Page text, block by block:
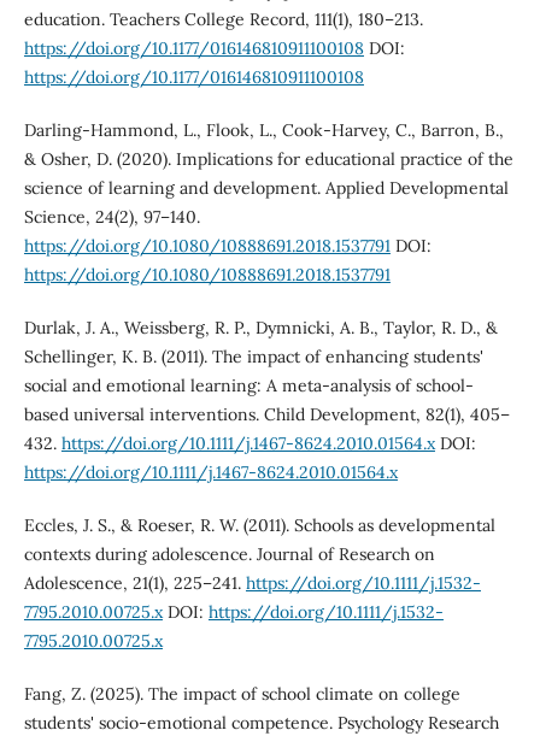
education. Teachers College Record, 111(1), 180–213.
https://doi.org/10.1177/016146810911100108DOI:
https://doi.org/10.1177/016146810911100108
Darling-Hammond, L., Flook, L., Cook-Harvey, C., Barron, B.,
& Osher, D. (2020). Implications for educational practice of the
science of learning and development. Applied Developmental
Science, 24(2), 97–140.
https://doi.org/10.1080/10888691.2018.1537791DOI:
https://doi.org/10.1080/10888691.2018.1537791
Durlak, J. A., Weissberg, R. P., Dymnicki, A. B., Taylor, R. D., &
Schellinger, K. B. (2011). The impact of enhancing students'
social and emotional learning: A meta-analysis of school-
based universal interventions. Child Development, 82(1), 405–
432. https://doi.org/10.1111/j.1467-8624.2010.01564.xDOI:
https://doi.org/10.1111/j.1467-8624.2010.01564.x
Eccles, J. S., & Roeser, R. W. (2011). Schools as developmental
contexts during adolescence. Journal of Research on
Adolescence, 21(1), 225–241. https://doi.org/10.1111/j.1532-
7795.2010.00725.xDOI: https://doi.org/10.1111/j.1532-
7795.2010.00725.x
Fang, Z. (2025). The impact of school climate on college
students' socio-emotional competence. Psychology Research